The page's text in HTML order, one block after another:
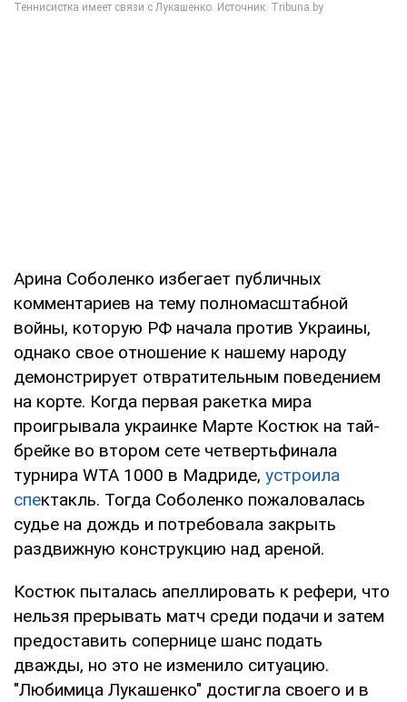
Арина Соболенко избегает публичных
комментариев на тему полномасштабной
войны, которую РФ начала против Украины,
однако свое отношение к нашему народу
демонстрирует отвратительным поведением
на корте. Когда первая ракетка мира
проигрывала украинке Марте Костюк на тай-
брейке во втором сете четвертьфинала
турнира WTA 1000 в Мадриде, устроила
спектакль. Тогда Соболенко пожаловалась
судье на дождь и потребовала закрыть
раздвижную конструкцию над ареной.
Костюк пыталась апеллировать к рефери, что
нельзя прерывать матч среди подачи и затем
предоставить сопернице шанс подать
дважды, но это не изменило ситуацию.
"Любимица Лукашенко" достигла своего и в